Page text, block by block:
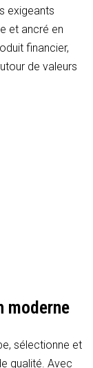
exigeants
et ancré en
financier,
de valeurs
moderne
sélectionne et
qualité. Avec